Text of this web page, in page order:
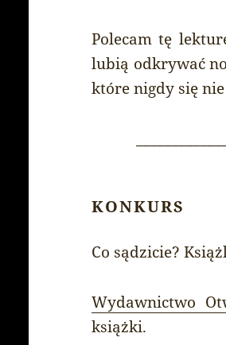
Polecam tę
lubią odkrywać
które nigdy się
KONKURS
Co sądzicie?
Wydawnictwo
książki.